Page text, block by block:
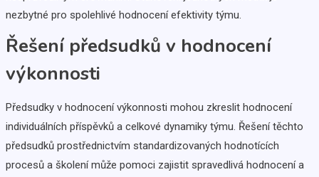
nezbytné pro spolehlivé hodnocení efektivity týmu.
Řešení předsudků v hodnocení
výkonnosti
Předsudky v hodnocení výkonnosti mohou zkreslit hodnocení
individuálních příspěvků a celkové dynamiky týmu. Řešení těchto
předsudků prostřednictvím standardizovaných hodnotících
procesů a školení může pomoci zajistit spravedlivá hodnocení a